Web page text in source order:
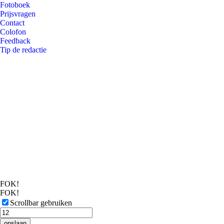
Fotoboek
Prijsvragen
Contact
Colofon
Feedback
Tip de redactie
FOK!
FOK!
Scrollbar gebruiken